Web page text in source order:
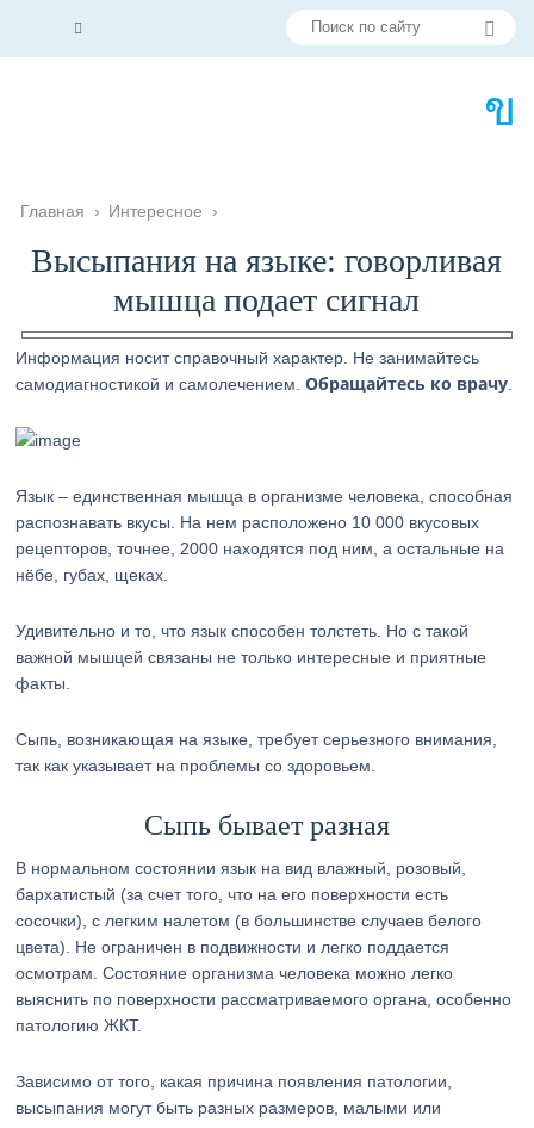
Главная › Интересное ›
Высыпания на языке: говорливая
мышца подает сигнал
Информация носит справочный характер. Не занимайтесь
самодиагностикой и самолечением.Обращайтесь ко врачу
Язык – единственная мышца в организме человека, способная
распознавать вкусы. На нем расположено 10 000 вкусовых
рецепторов, точнее, 2000 находятся под ним, а остальные на
нёбе, губах, щеках.
Удивительно и то, что язык способен толстеть. Но с такой
важной мышцей связаны не только интересные и приятные
факты.
Сыпь, возникающая на языке, требует серьезного внимания,
так как указывает на проблемы со здоровьем.
Сыпь бывает разная
В нормальном состоянии язык на вид влажный, розовый,
бархатистый (за счет того, что на его поверхности есть
сосочки), с легким налетом (в большинстве случаев белого
цвета). Не ограничен в подвижности и легко поддается
осмотрам. Состояние организма человека можно легко
выяснить по поверхности рассматриваемого органа, особенно
патологию ЖКТ.
Зависимо от того, какая причина появления патологии,
высыпания могут быть разных размеров, малыми или